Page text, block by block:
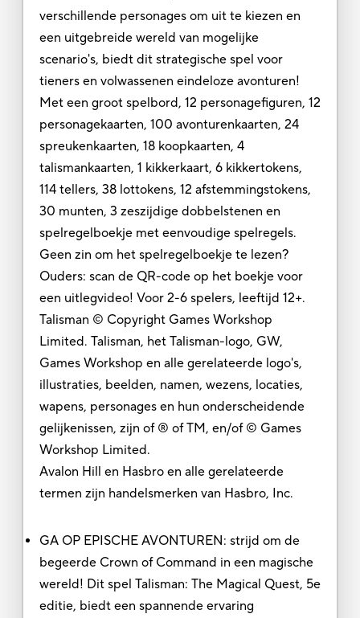
verschillende personages om uit te kiezen en
een uitgebreide wereld van mogelijke
scenario's, biedt dit strategische spel voor
tieners en volwassenen eindeloze avonturen!
Met een groot spelbord, 12 personagefiguren, 12
personagekaarten, 100 avonturenkaarten, 24
spreukenkaarten, 18 koopkaarten, 4
talismankaarten, 1 kikkerkaart, 6 kikkertokens,
114 tellers, 38 lottokens, 12 afstemmingstokens,
30 munten, 3 zeszijdige dobbelstenen en
spelregelboekje met eenvoudige spelregels.
Geen zin om het spelregelboekje te lezen?
Ouders: scan de QR-code op het boekje voor
een uitlegvideo! Voor 2-6 spelers, leeftijd 12+.
Talisman © Copyright Games Workshop
Limited. Talisman, het Talisman-logo, GW,
Games Workshop en alle gerelateerde logo's,
illustraties, beelden, namen, wezens, locaties,
wapens, personages en hun onderscheidende
gelijkenissen, zijn of ® of TM, en/of © Games
Workshop Limited.
Avalon Hill en Hasbro en alle gerelateerde
termen zijn handelsmerken van Hasbro, Inc.
GA OP EPISCHE AVONTUREN: strijd om de
begeerde Crown of Command in een magische
wereld! Dit spel Talisman: The Magical Quest, 5e
editie, biedt een spannende ervaring